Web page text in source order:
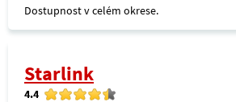
Dostupnost v celém okrese.
Starlink
4.4